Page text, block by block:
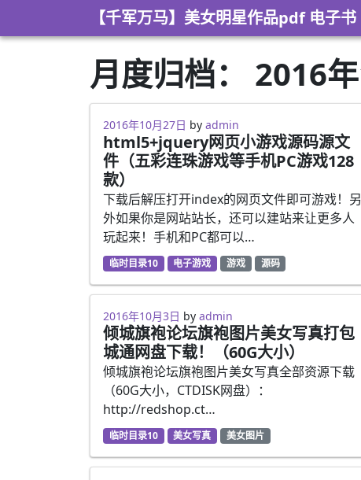
【千军万马】美女明星作品pdf 电子书
月度归档： 2016
2016年10月27日 by admin
html5+jquery网页小游戏源码源文
件（五彩连珠游戏等手机PC游戏128
款）
下载后解压打开index的网页文件即可游戏！另
外如果你是网站站长，还可以建站来让更多人
玩起来！手机和PC都可以…
临时目录10 电子游戏 游戏 源码
2016年10月3日 by admin
倾城旗袍论坛旗袍图片美女写真打包
城通网盘下载！（60G大小）
倾城旗袍论坛旗袍图片美女写真全部资源下载
（60G大小，CTDISK网盘）：
http://redshop.ct…
临时目录10 美女写真 美女图片